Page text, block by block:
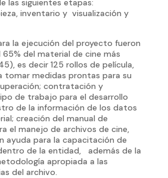
las siguientes etapas:
inventario y visualización y
la ejecución del proyecto fueron
del material de cine más
es decir 125 rollos de película,
tomar medidas prontas para su
contratación y
de trabajo para el desarrollo
de la información de los datos
creación del manual de
el manejo de archivos de cine,
ayuda para la capacitación de
de la entidad, además de la
apropiada a las
del archivo.